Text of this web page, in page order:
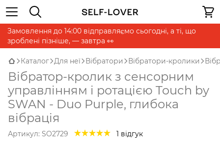
Замовлення до 14:00 відправляємо сьогодні, а ті, що
зроблені пізніше, — завтра 👀
Каталог Для неї Вібратори Вібратори-кролики
Вібратор-кролик з сенсорним
управлінням і ротацією Touch by
SWAN - Duo Purple, глибока
вібрація
Артикул: SO2729 1 відгук